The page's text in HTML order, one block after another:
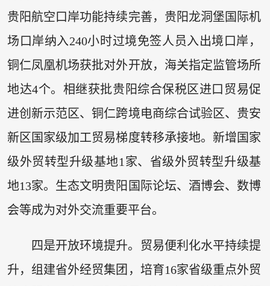
贵阳航空口岸功能持续完善，贵阳龙洞堡国际机
场口岸纳入240小时过境免签人员入出境口岸，
铜仁凤凰机场获批对外开放，海关指定监管场所
地达4个。相继获批贵阳综合保税区进口贸易促
进创新示范区、铜仁跨境电商综合试验区、贵安
新区国家级加工贸易梯度转移承接地。新增国家
级外贸转型升级基地1家、省级外贸转型升级基
地13家。生态文明贵阳国际论坛、酒博会、数博
会等成为对外交流重要平台。
四是开放环境提升。贸易便利化水平持续提
升，组建省外经贸集团，培育16家省级重点外贸